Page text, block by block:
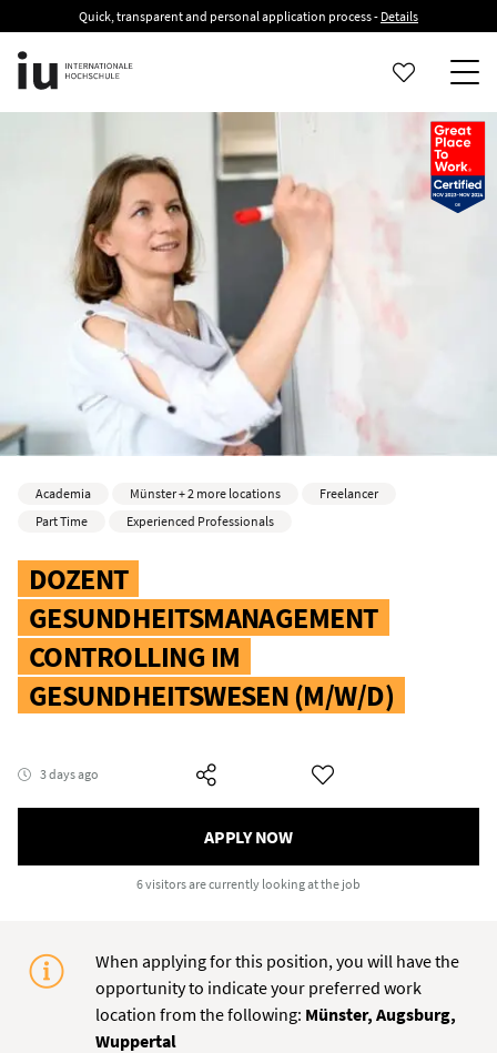
Quick, transparent and personal application process - Details
DOZENT
GESUNDHEITSMANAGEMENT
CONTROLLING IM
GESUNDHEITSWESEN (M/W/D)
Academia Münster + 2 more locations
Freelancer
Part Time
Experienced Professionals
3 days ago
APPLY NOW
6 visitorsare currently looking at the job
When applying for this position, you will have the
opportunity to indicate your preferred work
location from the following: Münster, Augsburg,
Wuppertal